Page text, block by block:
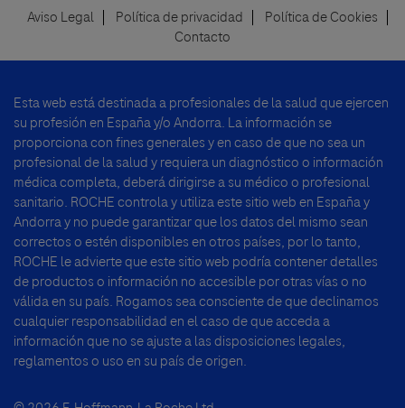
Aviso Legal Política de privacidad
Política de Cookies
Contacto
Esta web está destinada a profesionales de la salud que ejercen
su profesión en España y/o Andorra. La información se
proporciona con fines generales y en caso de que no sea un
profesional de la salud y requiera un diagnóstico o información
médica completa, deberá dirigirse a su médico o profesional
sanitario. ROCHE controla y utiliza este sitio web en España y
Andorra y no puede garantizar que los datos del mismo sean
correctos o estén disponibles en otros países, por lo tanto,
ROCHE le advierte que este sitio web podría contener detalles
de productos o información no accesible por otras vías o no
válida en su país. Rogamos sea consciente de que declinamos
cualquier responsabilidad en el caso de que acceda a
información que no se ajuste a las disposiciones legales,
reglamentos o uso en su país de origen.